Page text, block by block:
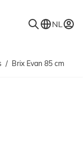
NL
/ Brix Evan 85 cm